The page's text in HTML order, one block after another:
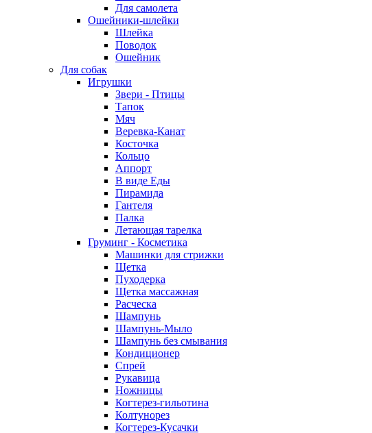
Для самолета
Ошейники-шлейки
Шлейка
Поводок
Ошейник
Для собак
Игрушки
Звери - Птицы
Тапок
Мяч
Веревка-Канат
Косточка
Кольцо
Аппорт
В виде Еды
Пирамида
Гантеля
Палка
Летающая тарелка
Груминг - Косметика
Машинки для стрижки
Щетка
Пуходерка
Щетка массажная
Расческа
Шампунь
Шампунь-Мыло
Шампунь без cмывания
Кондиционер
Спрей
Рукавица
Ножницы
Когтерез-гильотина
Колтунорез
Когтерез-Кусачки